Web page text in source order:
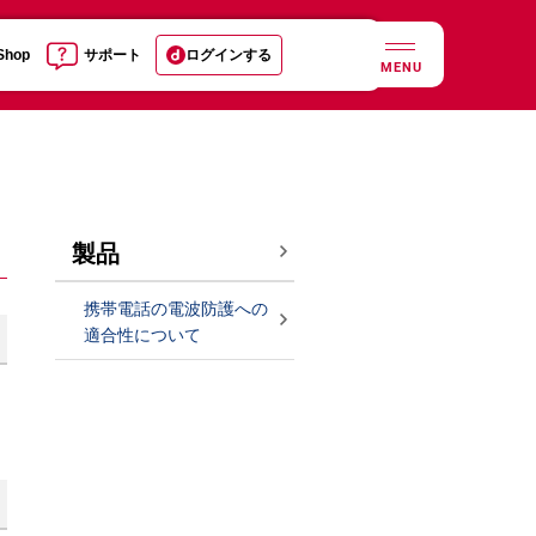
サポート ログインする
MENU
製品
携帯電話の電波防護への
適合性について